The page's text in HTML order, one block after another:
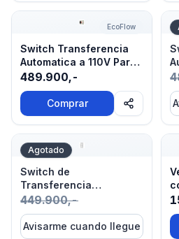
Switch Transferencia
EcoFlow
Switch Transferencia
Automatica a 110V Para
Estaciones Ecoflow
489.900,-
Comprar
Switch de Transferencia
Agotado
Switch de
Transferencia
Automática 110V ATS
Monofásico
449.900,-
Avisarme cuando llegue